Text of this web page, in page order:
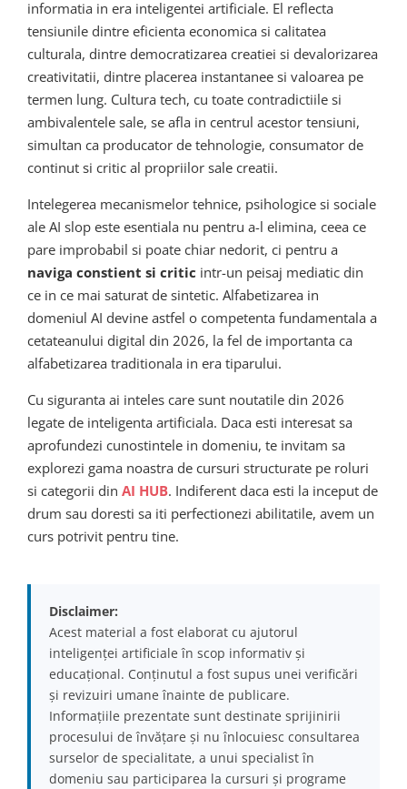
informatia in era inteligentei artificiale. El reflecta
tensiunile dintre eficienta economica si calitatea
culturala, dintre democratizarea creatiei si devalorizarea
creativitatii, dintre placerea instantanee si valoarea pe
termen lung. Cultura tech, cu toate contradictiile si
ambivalentele sale, se afla in centrul acestor tensiuni,
simultan ca producator de tehnologie, consumator de
continut si critic al propriilor sale creatii.
Intelegerea mecanismelor tehnice, psihologice si sociale
ale AI slop este esentiala nu pentru a-l elimina, ceea ce
pare improbabil si poate chiar nedorit, ci pentru a
naviga constient si critic intr-un peisaj mediatic din
ce in ce mai saturat de sintetic. Alfabetizarea in
domeniul AI devine astfel o competenta fundamentala a
cetateanului digital din 2026, la fel de importanta ca
alfabetizarea traditionala in era tiparului.
Cu siguranta ai inteles care sunt noutatile din 2026
legate de inteligenta artificiala. Daca esti interesat sa
aprofundezi cunostintele in domeniu, te invitam sa
explorezi gama noastra de cursuri structurate pe roluri
si categorii din AI HUB. Indiferent daca esti la inceput de
drum sau doresti sa iti perfectionezi abilitatile, avem un
curs potrivit pentru tine.
Disclaimer:
Acest material a fost elaborat cu ajutorul
inteligenței artificiale în scop informativ și
educațional. Conținutul a fost supus unei verificări
și revizuiri umane înainte de publicare.
Informațiile prezentate sunt destinate sprijinirii
procesului de învățare și nu înlocuiesc consultarea
surselor de specialitate, a unui specialist în
domeniu sau participarea la cursuri și programe